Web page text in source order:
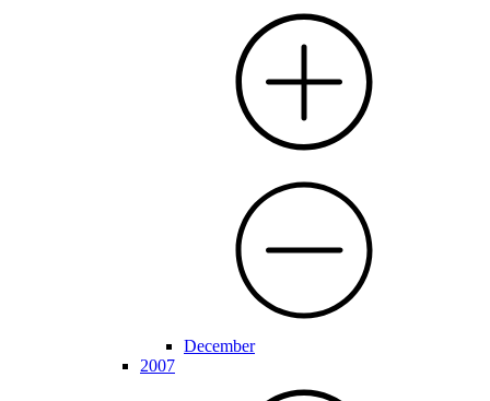
December
2007